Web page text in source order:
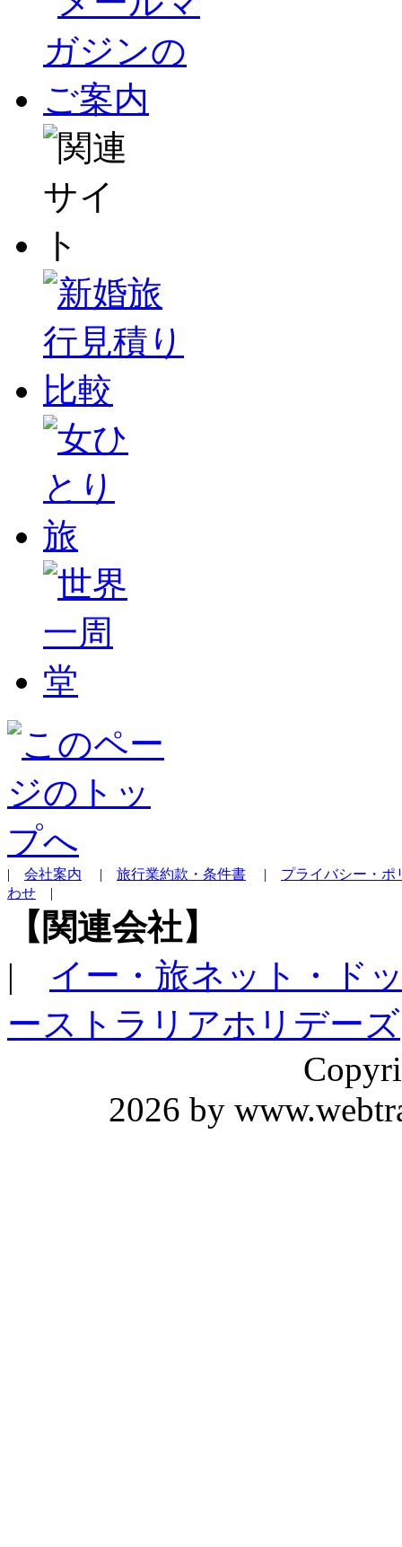
| 会社案内 | 旅行業約款・条件書 | プライバシー・ポ
わせ |
【関連会社】
| イー・旅ネット・ド
ーストラリアホリデーズ
2026 by